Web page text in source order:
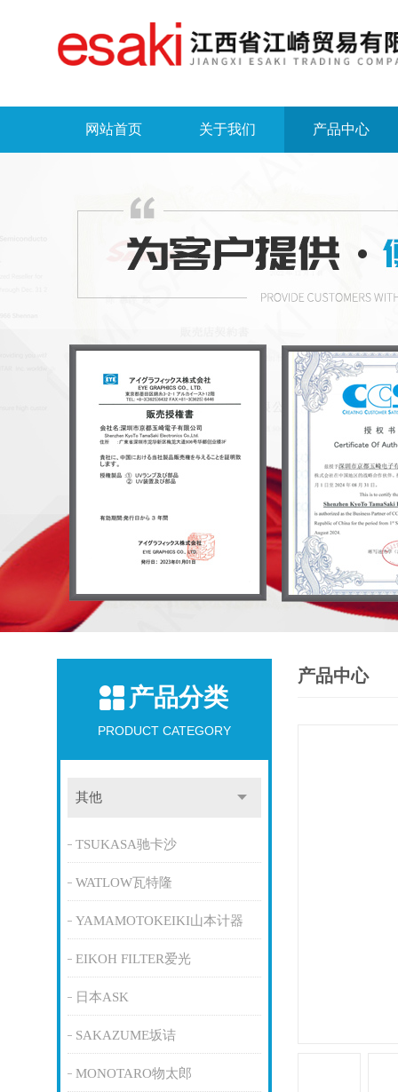
网站首页 关于我们 产品中心
产品分类
PRODUCT CATEGORY
其他
TSUKASA驰卡沙
WATLOW瓦特隆
YAMAMOTOKEIKI山本计器
EIKOH FILTER爱光
日本ASK
SAKAZUME坂诘
MONOTARO物太郎
产品中心